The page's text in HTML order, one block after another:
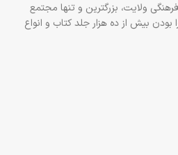
ولایت، بزرگترین و تنها مجتمع
بیش از ده هزار جلد کتاب و انواع